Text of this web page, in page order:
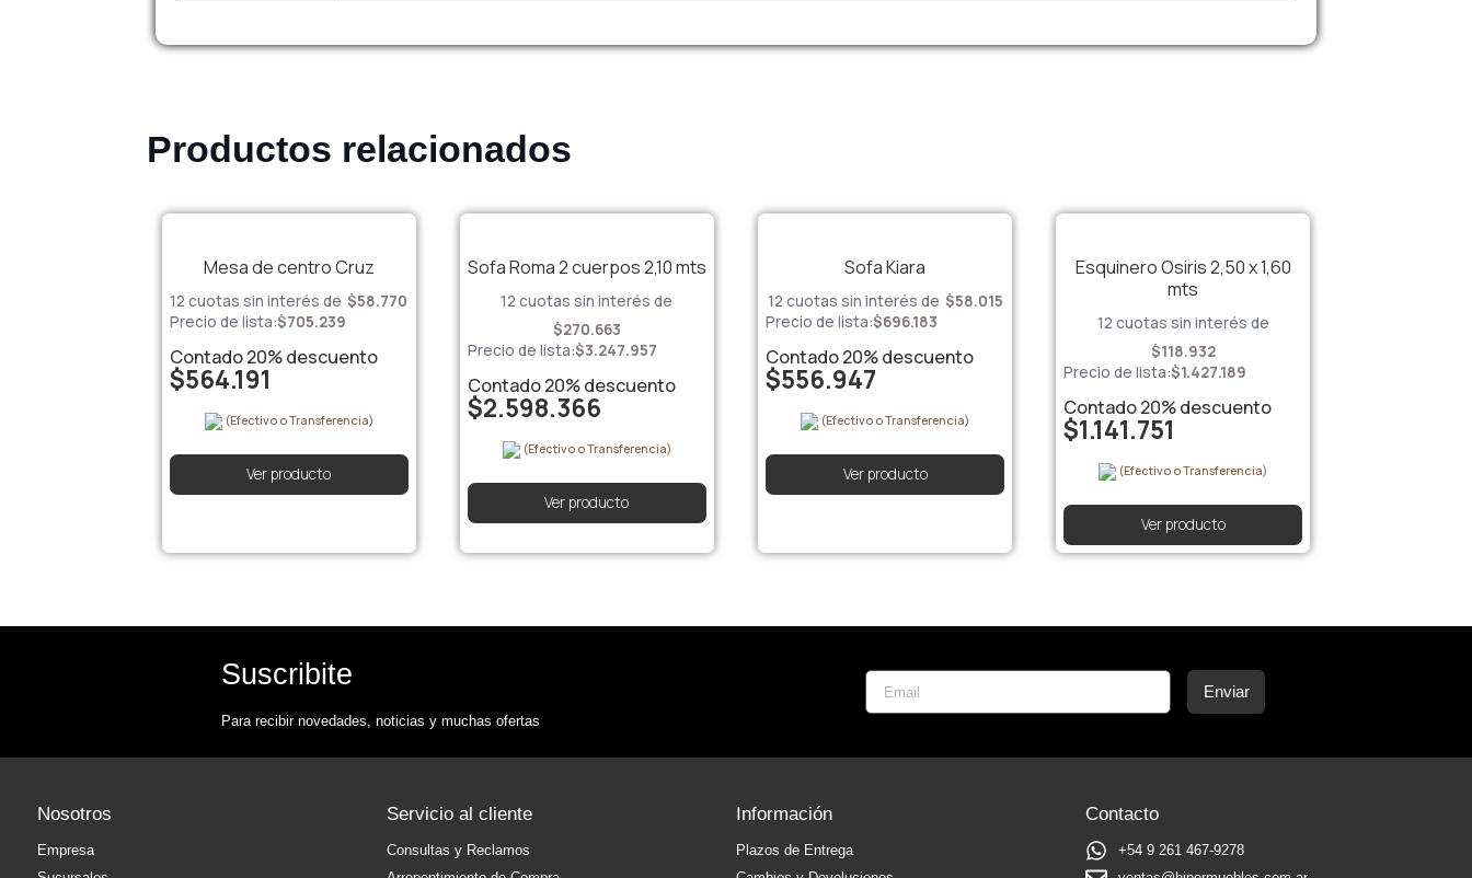
Productos relacionados
Mesa de centro Cruz
12 cuotas sin interés de $58.770
Precio de lista:$705.239
Contado20%descuento
$564.191
(Efectivo o Transferencia)
Ver producto
Sofa Roma 2 cuerpos 2,10 mts
12 cuotas sin interés de
$270.663
Precio de lista:$3.247.957
Contado20%descuento
$2.598.366
(Efectivo o Transferencia)
Ver producto
Sofa Kiara
12 cuotas sin interés de $58.015
Precio de lista:$696.183
Contado20%descuento
$556.947
(Efectivo o Transferencia)
Ver producto
Esquinero Osiris 2,50 x 1,60
mts
12 cuotas sin interés de
$118.932
Precio de lista:$1.427.189
Contado20%descuento
$1.141.751
(Efectivo o Transferencia)
Ver producto
Suscribite
Para recibir novedades, noticias y muchas ofertas
Enviar
Nosotros
Empresa
Servicio al cliente
Consultas y Reclamos
Información
Plazos de Entrega
Contacto
+54 9 261 467-9278